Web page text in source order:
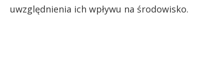
uwzględnienia ich wpływu na środowisko.